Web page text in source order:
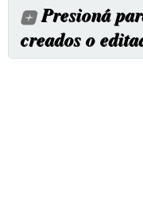
Presioná
creados o